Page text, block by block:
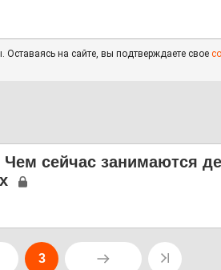
на сайте, вы подтверждаете свое
сейчас занимаются
3